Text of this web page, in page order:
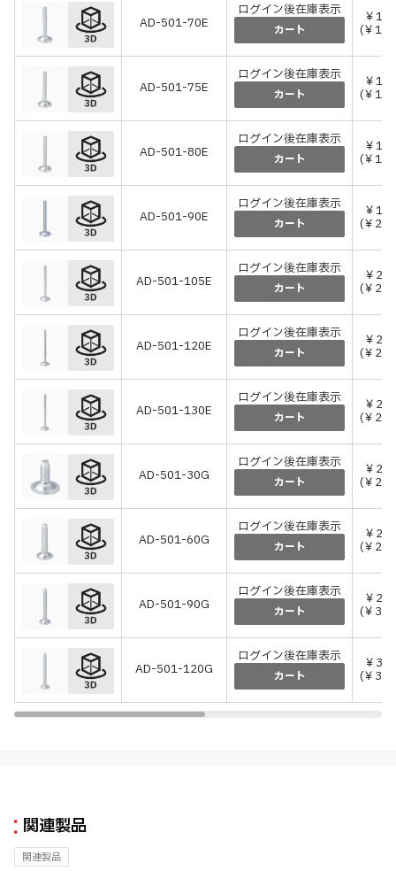
AD-501-70E
ログイン後在庫表示
カート
￥
(￥
AD-501-75E
ログイン後在庫表示
カート
￥
(￥
AD-501-80E
ログイン後在庫表示
カート
￥
(￥
AD-501-90E
ログイン後在庫表示
カート
￥
(￥
AD-501-105E
ログイン後在庫表示
カート
￥
(￥
AD-501-120E
ログイン後在庫表示
カート
￥
(￥
AD-501-130E
ログイン後在庫表示
カート
￥
(￥
AD-501-30G
ログイン後在庫表示
カート
￥
(￥
AD-501-60G
ログイン後在庫表示
カート
￥
(￥
AD-501-90G
ログイン後在庫表示
カート
￥
(￥
AD-501-120G
ログイン後在庫表示
カート
￥
(￥
関連製品
関連製品